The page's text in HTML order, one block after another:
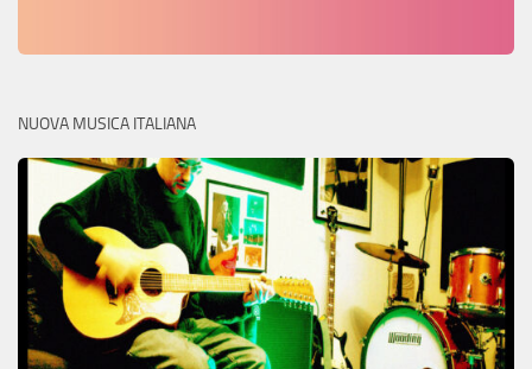
NUOVA MUSICA ITALIANA